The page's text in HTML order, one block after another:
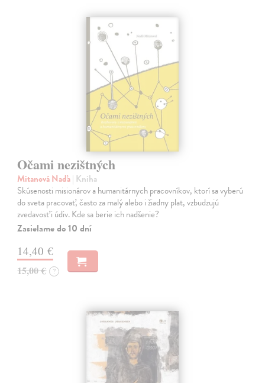
Očami nezištných
Mitanová Naďa| Kniha
Skúsenosti misionárov a humanitárnych pracovníkov, ktorí sa vyberú
do sveta pracovať, často za malý alebo i žiadny plat, vzbudzujú
zvedavosť i údiv. Kde sa berie ich nadšenie?
Zasielame do 10 dní
14,40 €
15,00 € ?